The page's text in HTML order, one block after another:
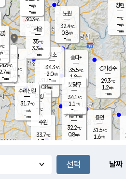
과천
31.0℃
0.8m/s
- mm
-mm
용인
31.5℃
1.6m/s
경기광주
29.3℃
1.2m/s
-mm
창현
-℃
-m/s
-mm
의왕
- ℃
m/s
mm
광명
34.8 ℃
1.4 m/s
-mm
구로
℃
2.7m/s
-mm
은평
30.3℃
0.9 m/s
- mm
노원
32.4℃
0.8m/s
-mm
송파*
35.5℃
1.8m/s
-mm
서초
34.3℃
2.0m/s
-mm
기흥구갈
32.2℃
0.8m/s
-
수리산길
31.7℃
-m/s
-mm
분당구
34.1℃
1.1 m/s
-mm
-m/s
-mm
)
℃
s
수원
33.7℃
1.3 m/s
서울
35℃
3.3m/s
-mm
날짜